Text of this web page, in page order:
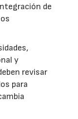
de
y
revisar
para